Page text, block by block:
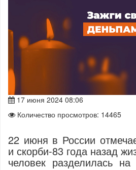
17 июня 2024 08:06
Количество просмотров: 14465
22 июня в России
и скорби-83 года назад
человек разделилась